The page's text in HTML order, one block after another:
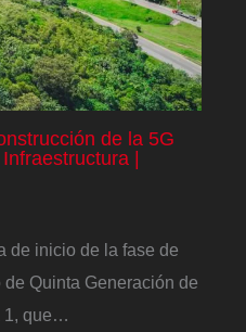
de la 5G
|
de inicio de la fase de
Quinta Generación de
1, que…